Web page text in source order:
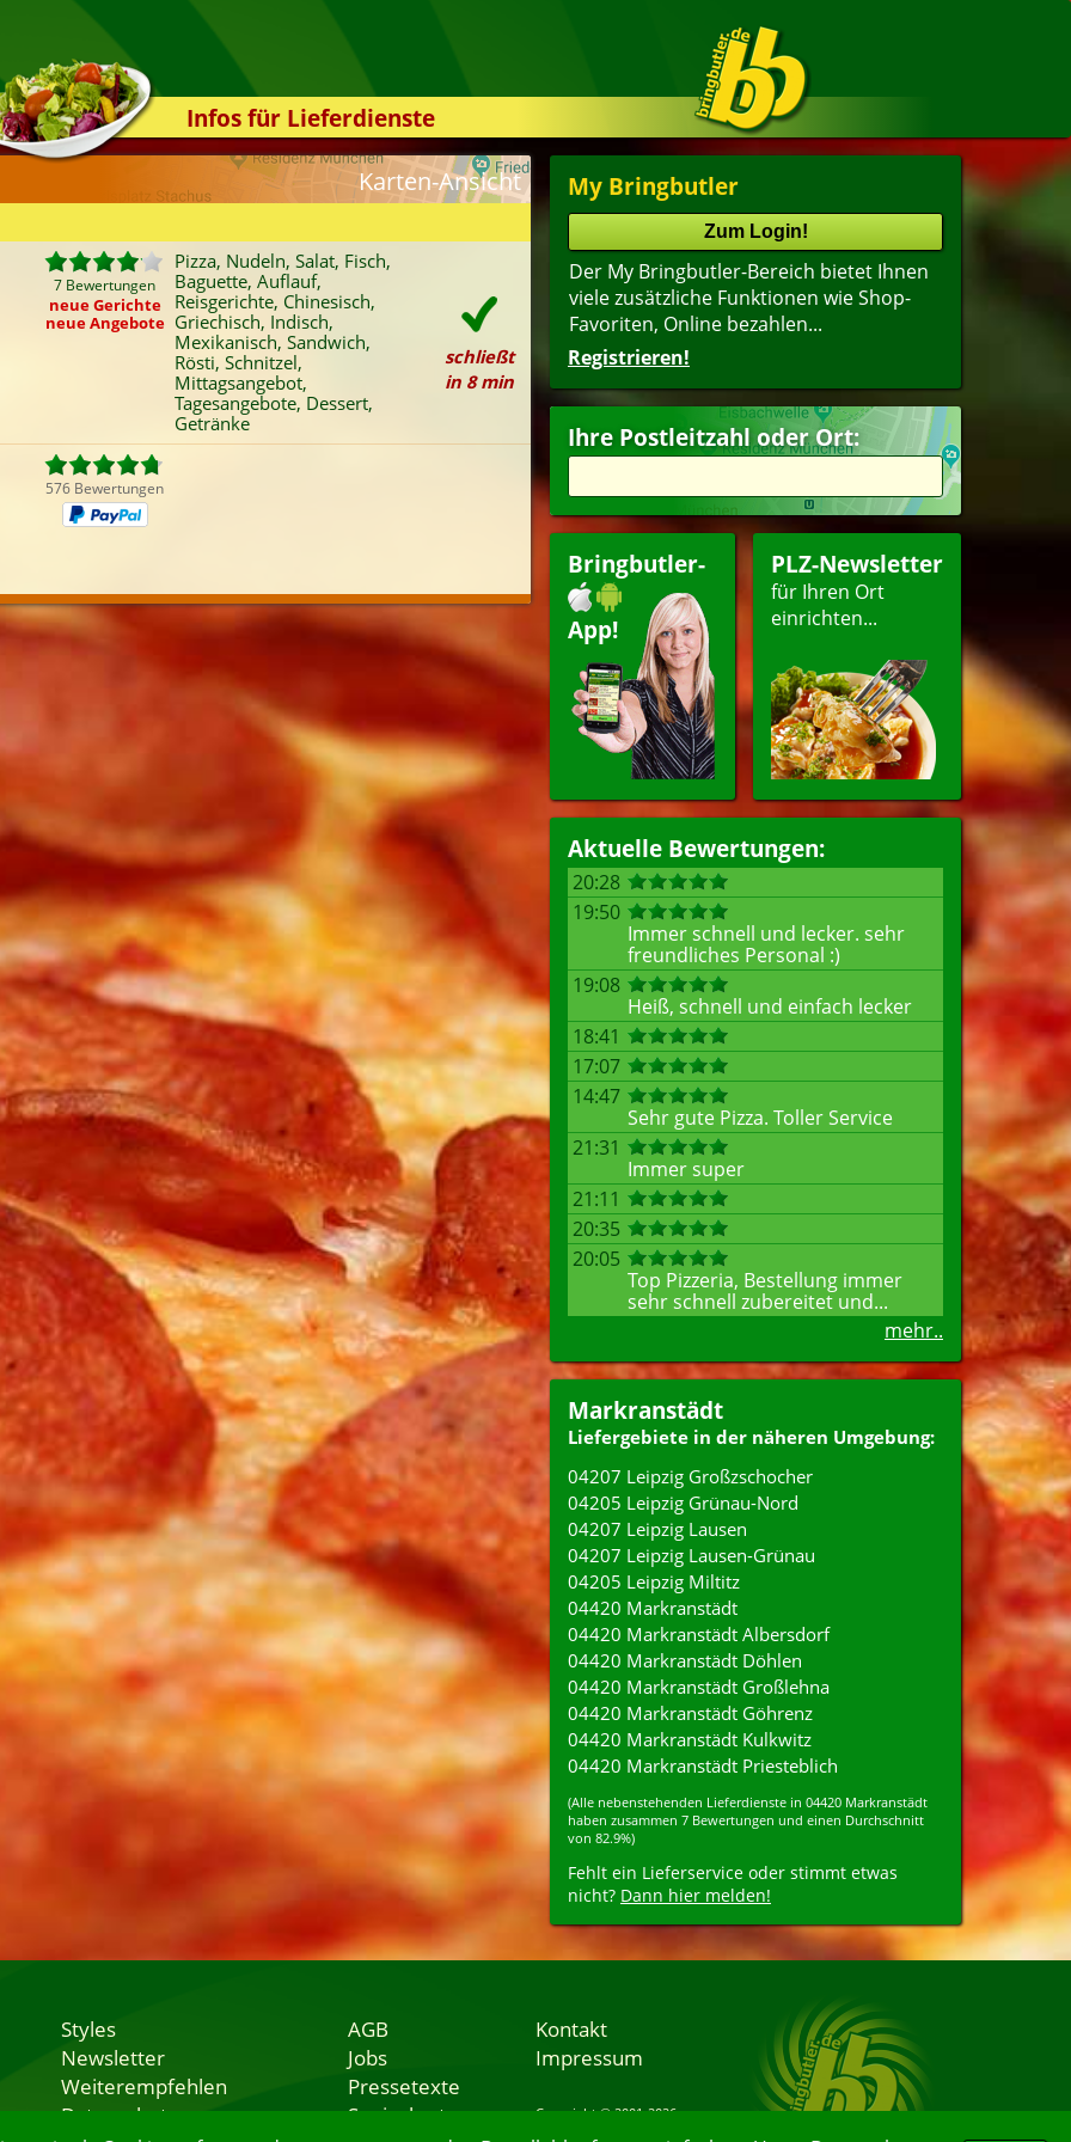
Infos für Lieferdienste
Kassensystem
Zuverlässigkeit
Der Online-Shop
Das Bestellsystem
Der Bestellvorgang
Übertragung
Testshop
Styles
My Bringbutler
Der My Bringbutler-Bereich bietet Ihnen
viele zusätzliche Funktionen wie Shop-
Favoriten, Online bezahlen...
Registrieren!
Ihre Postleitzahl oder Ort:
Bringbutler-
App!
PLZ-Newsletter
für Ihren Ort
einrichten...
Aktuelle Bewertungen:
20:28
19:50
Immer schnell und lecker. sehr
freundliches Personal :)
19:08
Heiß, schnell und einfach lecker
18:41
17:07
14:47
Sehr gute Pizza. Toller Service
21:31
Immer super
21:11
20:35
20:05
Top Pizzeria, Bestellung immer
sehr schnell zubereitet und...
mehr..
Markranstädt
Liefergebiete in der näheren Umgebung:
04207 Leipzig Großzschocher
04205 Leipzig Grünau-Nord
04207 Leipzig Lausen
04207 Leipzig Lausen-Grünau
04205 Leipzig Miltitz
04420 Markranstädt
04420 Markranstädt Albersdorf
04420 Markranstädt Döhlen
04420 Markranstädt Großlehna
04420 Markranstädt Göhrenz
04420 Markranstädt Kulkwitz
04420 Markranstädt Priesteblich
(Alle nebenstehenden Lieferdienste in 04420 Markranstädt
haben zusammen 7 Bewertungen und einen Durchschnitt
von 82.9%)
Fehlt ein Lieferservice oder stimmt etwas
nicht? Dann hier melden!
Karten-Ansicht
7 Bewertungen
neue Gerichte
neue Angebote
Pizza, Nudeln, Salat, Fisch,
Baguette, Auflauf,
Reisgerichte, Chinesisch,
Griechisch, Indisch,
Mexikanisch, Sandwich,
Rösti, Schnitzel,
Mittagsangebot,
Tagesangebote, Dessert,
Getränke
schließt
in 8 min
576 Bewertungen
Styles
Newsletter
Weiterempfehlen
Datenschutz
AGB
Jobs
Pressetexte
Speisekarten
Kontakt
Impressum
Copyright © 2001-2026